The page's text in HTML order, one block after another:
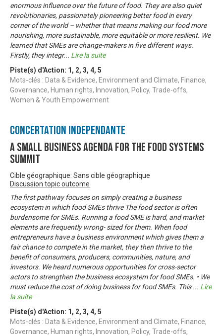
enormous influence over the future of food. They are also quiet
revolutionaries, passionately pioneering better food in every
corner of the world – whether that means making our food more
nourishing, more sustainable, more equitable or more resilient. We
learned that SMEs are change-makers in five different ways.
Firstly, they integr... Lire la suite
Piste(s) d'Action: 1 , 2, 3, 4, 5
Mots-clés : Data & Evidence, Environment and Climate, Finance,
Governance, Human rights, Innovation, Policy, Trade-offs,
Women & Youth Empowerment
Concertation Indépendante
A Small Business Agenda for the Food Systems
Summit
Cible géographique: Sans cible géographique
Discussion topic outcome
The first pathway focuses on simply creating a business
ecosystem in which food SMEs thrive The food sector is often
burdensome for SMEs. Running a food SME is hard, and market
elements are frequently wrong- sized for them. When food
entrepreneurs have a business environment which gives them a
fair chance to compete in the market, they then thrive to the
benefit of consumers, producers, communities, nature, and
investors. We heard numerous opportunities for cross-sector
actors to strengthen the business ecosystem for food SMEs. • We
must reduce the cost of doing business for food SMEs. This... Lire
la suite
Piste(s) d'Action: 1 , 2, 3, 4, 5
Mots-clés : Data & Evidence, Environment and Climate, Finance,
Governance, Human rights, Innovation, Policy, Trade-offs,